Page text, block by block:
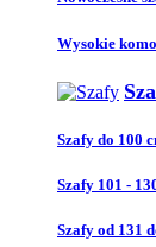
Wysokie
Szafy do 100
Szafy 101 -
Szafy od 131